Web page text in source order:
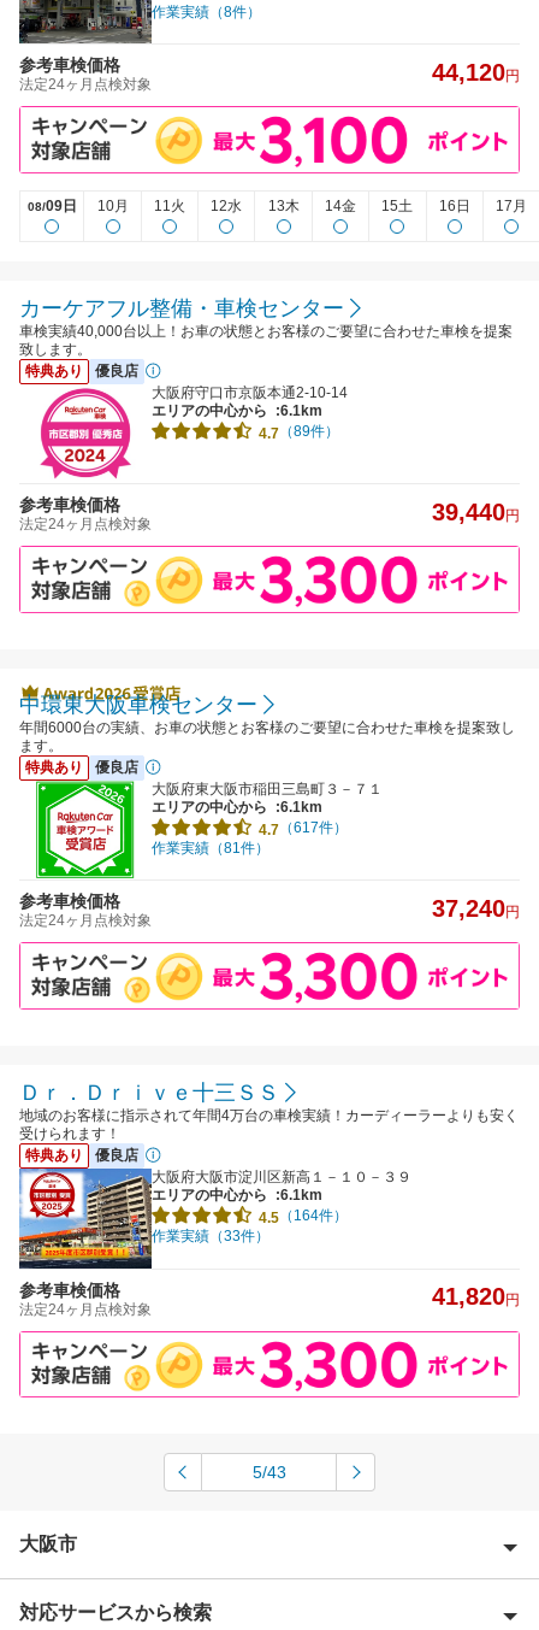
作業実績（8件）
参考車検価格
法定24ヶ月点検対象 44,120円
08/09日 10月 11火 12水 13木 14金 15土 16日 17月
カーケアフル整備・車検センター
車検実績40,000台以上！お車の状態とお客様のご要望に合わせた車検を提案
致します。
特典あり
優良店
大阪府守口市京阪本通2-10-14
エリアの中心から
:6.1km
4.7 （89件）
参考車検価格
法定24ヶ月点検対象 39,440円
中環東大阪車検センター
年間6000台の実績、お車の状態とお客様のご要望に合わせた車検を提案致し
ます。
特典あり
優良店
大阪府東大阪市稲田三島町３－７１
エリアの中心から
:6.1km
4.7 （617件）
作業実績（81件）
参考車検価格
法定24ヶ月点検対象 37,240円
Ｄｒ．Ｄｒｉｖｅ十三ＳＳ
地域のお客様に指示されて年間4万台の車検実績！カーディーラーよりも安く
受けられます！
特典あり
優良店
大阪府大阪市淀川区新高１－１０－３９
エリアの中心から
:6.1km
4.5 （164件）
作業実績（33件）
参考車検価格
法定24ヶ月点検対象 41,820円
5/43
大阪市
大阪市旭区
対応サービスから検索